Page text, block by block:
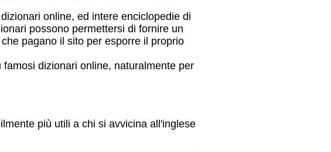
online, ed intere enciclopedie di
possono permettersi di fornire un
pagano il sito per esporre il proprio
dizionari online, naturalmente per
più utili a chi si avvicina all'inglese